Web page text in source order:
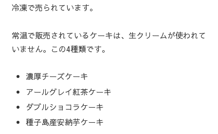
冷凍で売られています。
常温で販売されているケーキは、生クリームが使われて
いません。この4種類です。
濃厚チーズケーキ
アールグレイ紅茶ケーキ
ダブルショコラケーキ
種子島産安納芋ケーキ